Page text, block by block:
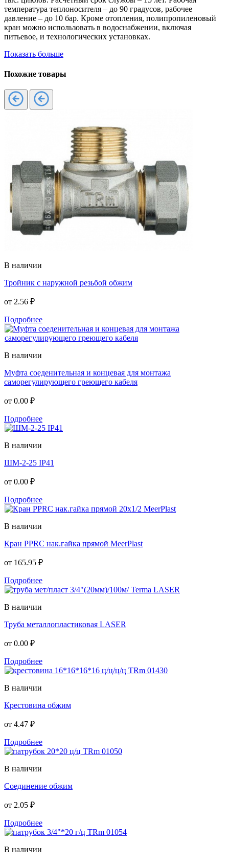
температура теплоносителя – до 90 градусов, рабочее
давление – до 10 бар. Кроме отопления, полипропиленовый
кран можно использовать в водоснабжении, включая
питьевое, и технологических установках.
Показать больше
Похожие товары
В наличии
Тройник с наружной резьбой обжим
от 2.56 ₽
Подробнее
В наличии
Муфта соеденительная и концевая для монтажа
саморегулирующего греющего кабеля
от 0.00 ₽
Подробнее
В наличии
ШМ-2-25 IP41
от 0.00 ₽
Подробнее
В наличии
Кран PPRC нак.гайка прямой MeerPlast
от 165.95 ₽
Подробнее
В наличии
Труба металлопластиковая LASER
от 0.00 ₽
Подробнее
В наличии
Крестовина обжим
от 4.47 ₽
Подробнее
В наличии
Соединение обжим
от 2.05 ₽
Подробнее
В наличии